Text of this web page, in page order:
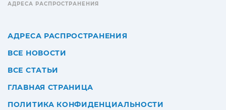
АДРЕСА РАСПРОСТРАНЕНИЯ
АДРЕСА РАСПРОСТРАНЕНИЯ
ВСЕ НОВОСТИ
ВСЕ СТАТЬИ
ГЛАВНАЯ СТРАНИЦА
ПОЛИТИКА КОНФИДЕНЦИАЛЬНОСТИ